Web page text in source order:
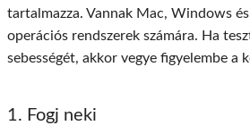
tartalmazza. Vannak Mac, Windows
operációs rendszerek számára. Ha
sebességét, akkor vegye figyelembe a
1. Fogj neki